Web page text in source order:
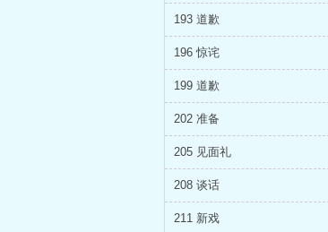
193 道歉
196 惊诧
199 道歉
202 准备
205 见面礼
208 谈话
211 新戏